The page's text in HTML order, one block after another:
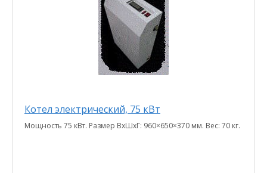
Котел электрический, 75 кВт
Мощность 75 кВт. Размер ВхШхГ: 960×650×370 мм. Вес: 70 кг.